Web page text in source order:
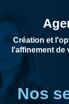
Création et
l'affinement de
Nos